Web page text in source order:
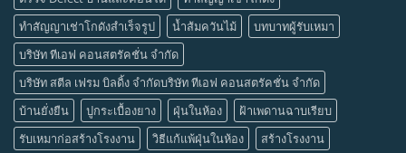
ทำสัญญาเช่าโกดังสำเร็จรูป
น้ำส้มควันไม้
บทบาทผู้รับเหมา
บริษัท ทีเอฟ คอนสตรัคชั่น จำกัด
บริษัท สตีล เฟรม บิลดิ้ง จำกัดบริษัท ทีเอฟ คอนสตรัคชั่น จำกัด
บ้านยั่งยืน
ปูกระเบื้องยาง ฝุ่นในห้อง
ฝ้าเพดานฉาบเรียบ
รับเหมาก่อสร้างโรงงาน
วิธีแก้แพ้ฝุ่นในห้อง
สร้างโรงงาน